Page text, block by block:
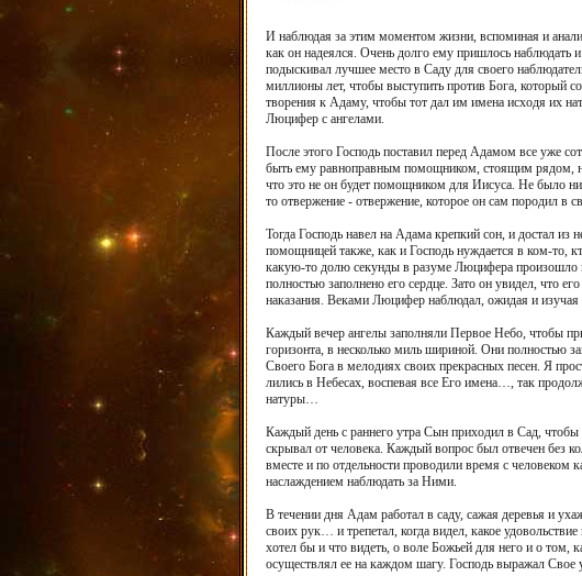
И наблюдая за этим моментом жизни, вспоминая и
как он надеялся. Очень долго ему пришлось наблюдать
подыскивал лучшее место в Саду для своего
миллионы лет, чтобы выступить против Бога, который
творения к Адаму, чтобы тот дал им имена исходя их
Люцифер с ангелами.
После этого Господь поставил перед Адамом все уже
быть ему равноправным помощником, стоящим рядом,
что это не он будет помощником для Иисуса. Не было
то отвержение - отвержение, которое он сам породил в
Тогда Господь навел на Адама крепкий сон, и достал
помощницей также, как и Господь нуждается в ком-
какую-то долю секунды в разуме Люцифера произошло
полностью заполнено его сердце. Зато он увидел, что
наказания. Веками Люцифер наблюдал, ожидая и
Каждый вечер ангелы заполняли Первое Небо, чтобы
горизонта, в несколько миль шириной. Они полностью
Своего Бога в мелодиях своих прекрасных песен. Я
лились в Небесах, воспевая все Его имена…, так
натуры…
Каждый день с раннего утра Сын приходил в Сад,
скрывал от человека. Каждый вопрос был отвечен без
вместе и по отдельности проводили время с
наслаждением наблюдать за Ними.
В течении дня Адам работал в саду, сажая деревья и
своих рук… и трепетал, когда видел, какое
хотел бы и что видеть, о воле Божьей для него и о том,
осуществлял ее на каждом шагу. Господь выражал